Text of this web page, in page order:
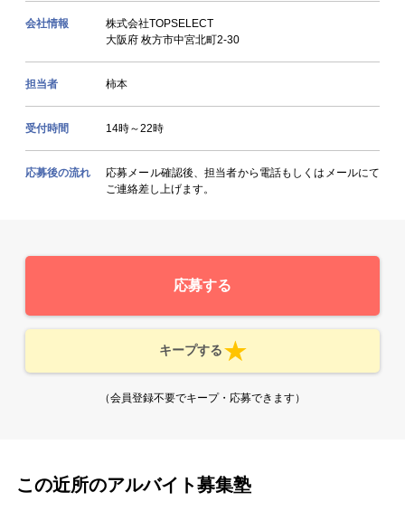
会社情報
株式会社TOPSELECT
大阪府 枚方市中宮北町2-30
担当者 柿本
受付時間 14時～22時
応募後の流れ
応募メール確認後、担当者から電話もしくはメールにて
ご連絡差し上げます。
応募する
キープする
（会員登録不要でキープ・応募できます）
この近所のアルバイト募集塾